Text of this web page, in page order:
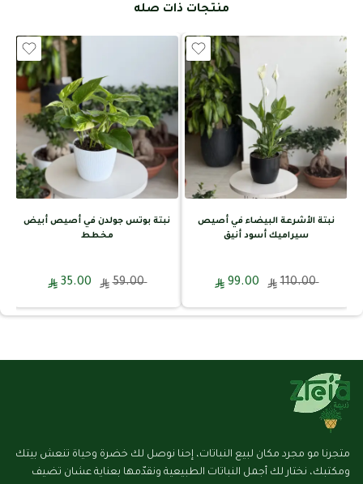
منتجات ذات صله
نبتة الأشرعة البيضاء في أصيص
سيراميك أسود أنيق
110.00
99.00
نبتة بوتس جولدن في أصيص أبيض
مخطط
59.00
35.00
متجرنا مو مجرد مكان لبيع النباتات، إحنا نوصل لك خضرة وحياة تنعش بيتك
ومكتبك، نختار لك أجمل النباتات الطبيعية ونقدّمها بعناية عشان تضيف